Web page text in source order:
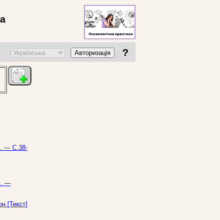
Авторизація ?
— С.38-
—
[Текст]